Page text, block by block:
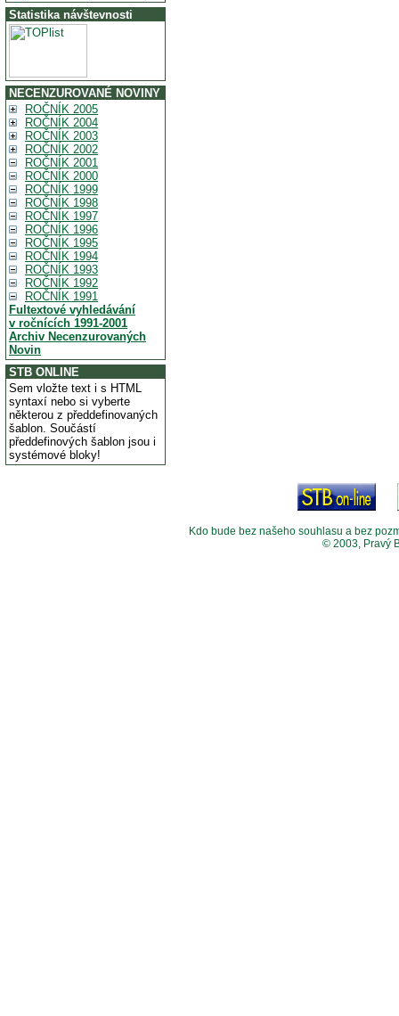
Statistika návštevnosti
NECENZUROVANÉ NOVINY
ROČNÍK 2005
ROČNÍK 2004
ROČNÍK 2003
ROČNÍK 2002
ROČNÍK 2001
ROČNÍK 2000
ROČNÍK 1999
ROČNÍK 1998
ROČNÍK 1997
ROČNÍK 1996
ROČNÍK 1995
ROČNÍK 1994
ROČNÍK 1993
ROČNÍK 1992
ROČNÍK 1991
Fultextové vyhledávání
v ročnících 1991-2001
Archiv Necenzurovaných
Novin
STB ONLINE
Sem vložte text i s HTML
syntaxí nebo si vyberte
některou z předdefinovaných
šablon. Součástí
předdefinových šablon jsou i
systémové bloky!
Kdo bude bez našeho souhlasu a bez
© 2003, Pravý